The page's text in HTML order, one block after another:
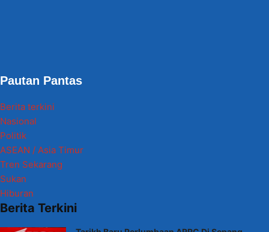
Pautan Pantas
Berita terkini
Nasional
Politik
ASEAN / Asia Timur
Tren Sekarang
Sukan
Hiburan
Berita Terkini